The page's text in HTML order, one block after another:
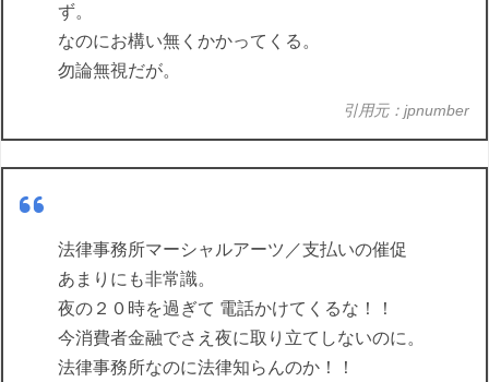
ず。
なのにお構い無くかかってくる。
勿論無視だが。
引用元：jpnumber
法律事務所マーシャルアーツ／支払いの催促
あまりにも非常識。
夜の２０時を過ぎて 電話かけてくるな！！
今消費者金融でさえ夜に取り立てしないのに。
法律事務所なのに法律知らんのか！！